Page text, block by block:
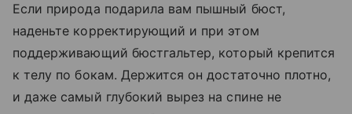
Если природа подарила вам пышный бюст,
наденьте корректирующий и при этом
поддерживающий бюстгальтер, который крепится
к телу по бокам. Держится он достаточно плотно,
и даже самый глубокий вырез на спине не